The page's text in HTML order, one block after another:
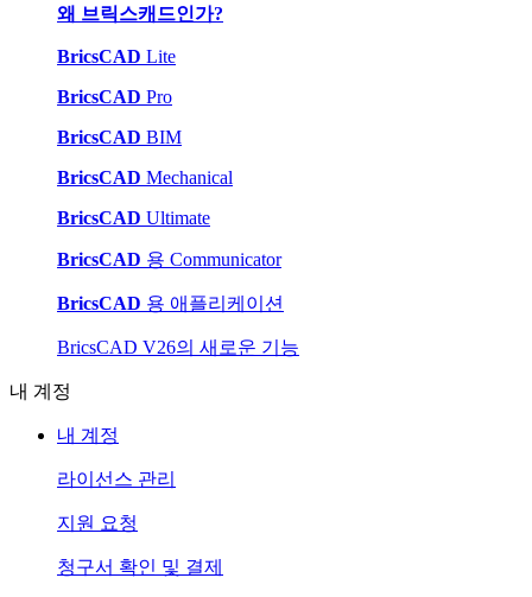
왜 브릭스캐드인가?
BricsCAD Lite
BricsCAD Pro
BricsCAD BIM
BricsCAD Mechanical
BricsCAD Ultimate
BricsCAD 용 Communicator
BricsCAD 용 애플리케이션
BricsCAD V26의 새로운 기능
내 계정
내 계정
라이선스 관리
지원 요청
청구서 확인 및 결제